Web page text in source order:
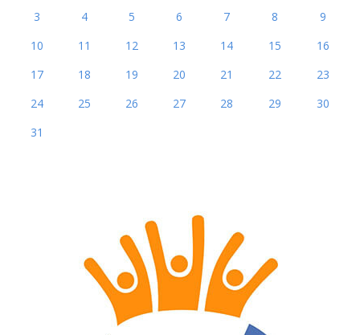
3
4 5 6 7 8
9
10
11 12 13 14 15
16
17
18 19 20 21 22
23
24
25 26 27 28 29
30
31